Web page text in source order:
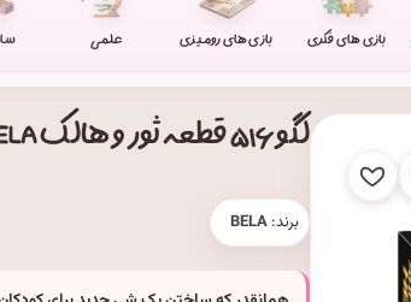
بازی های فکری بازی های رومیزی علمی
لگو ۵۱۶ قطعه ثور و هالک BELA کد: ۱۰۷۴۹
برند: BELA